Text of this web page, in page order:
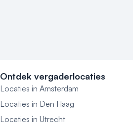
Ontdek vergaderlocaties
Locaties in Amsterdam
Locaties in Den Haag
Locaties in Utrecht